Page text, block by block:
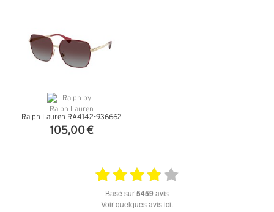
Ralph Lauren RA4142-936662
105,00 €
basé sur5459 avis
Voir quelques avis ici.